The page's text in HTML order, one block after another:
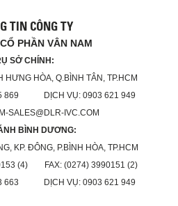
TIN CÔNG TY
PHẦN VÂN NAM
SỞ CHÍNH:
HƯNG HÒA, Q.BÌNH TÂN, TP.HCM
869 DỊCH VỤ: 0903 621 949
SALES@DLR-IVC.COM
BÌNH DƯƠNG:
KP. ĐÔNG, P.BÌNH HÒA, TP.HCM
(4) FAX: (0274) 3990151 (2)
663 DỊCH VỤ: 0903 621 949